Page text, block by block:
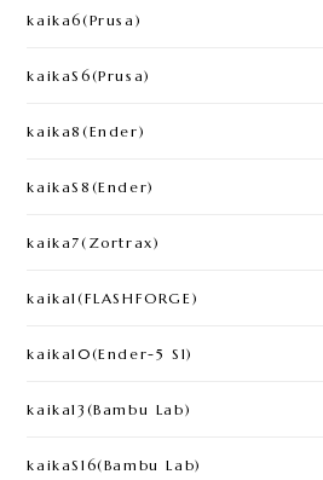
kaika6(Prusa)​
kaikaS6(Prusa)
kaika8(Ender)​
kaikaS8(Ender)
kaika7(Zortrax)
kaika1(FLASHFORGE)​
kaika10(Ender-5 S1)
kaika13(Bambu Lab)
kaikaS16(Bambu Lab)